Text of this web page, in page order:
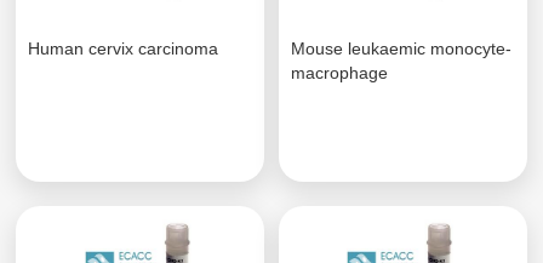
Human cervix carcinoma
Mouse leukaemic monocyte-
macrophage